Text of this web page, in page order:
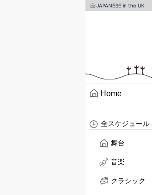
JAPANESE in the UK
Home
全スケジュール
舞台
音楽
クラシック